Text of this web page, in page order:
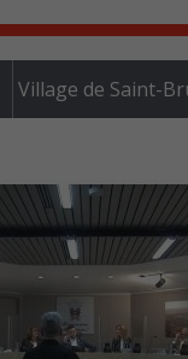
Village de Saint-